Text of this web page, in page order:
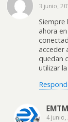
3 junio,
Siempre
ahora
acceder
quedan
utilizar
4 junio,